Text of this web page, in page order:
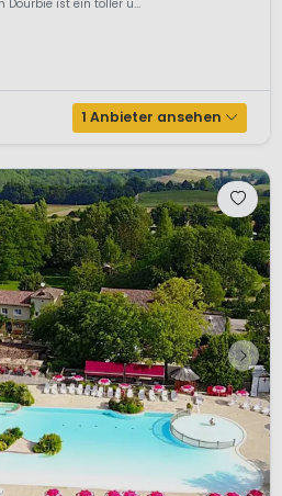
Dourbie ist ein toller u...
1 Anbieter ansehen